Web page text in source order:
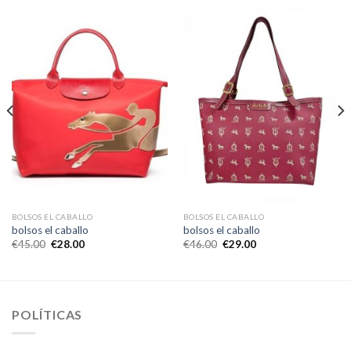
BOLSOS EL CABALLO
bolsos el caballo
€45.00 €28.00
BOLSOS EL CABALLO
bolsos el caballo
€46.00 €29.00
POLÍTICAS